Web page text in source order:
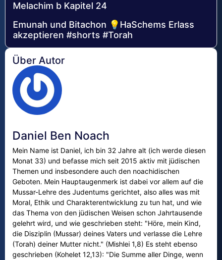
Melachim b Kapitel 24
Emunah und Bitachon 💡HaSchems Erlass
akzeptieren #shorts #Torah
Über Autor
Daniel Ben Noach
Mein Name ist Daniel, ich bin 32 Jahre alt (ich werde diesen
Monat 33) und befasse mich seit 2015 aktiv mit jüdischen
Themen und insbesondere auch den noachidischen
Geboten. Mein Hauptaugenmerk ist dabei vor allem auf die
Mussar-Lehre des Judentums gerichtet, also alles was mit
Moral, Ethik und Charakterentwicklung zu tun hat, und wie
das Thema von den jüdischen Weisen schon Jahrtausende
gelehrt wird, und wie geschrieben steht: "Höre, mein Kind,
die Disziplin (Mussar) deines Vaters und verlasse die Lehre
(Torah) deiner Mutter nicht." (Mishlei 1,8) Es steht ebenso
geschrieben (Kohelet 12,13): "Die Summe aller Dinge, wenn